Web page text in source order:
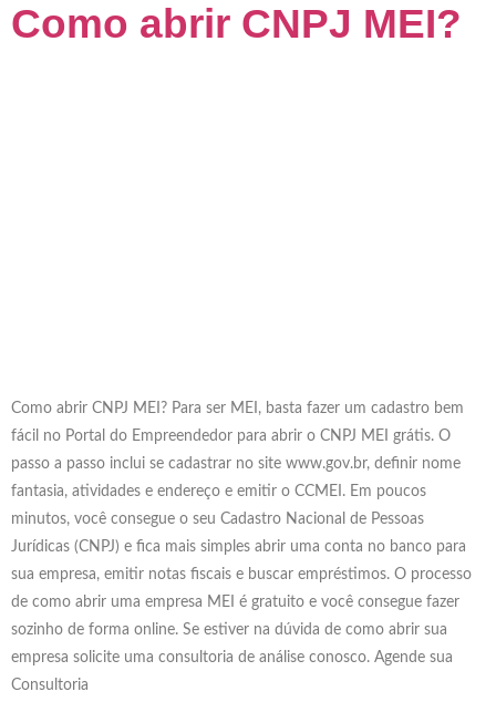
Como abrir CNPJ MEI?
Como abrir CNPJ MEI? Para ser MEI, basta fazer um cadastro bem
fácil no Portal do Empreendedor para abrir o CNPJ MEI grátis. O
passo a passo inclui se cadastrar no site www.gov.br, definir nome
fantasia, atividades e endereço e emitir o CCMEI. Em poucos
minutos, você consegue o seu Cadastro Nacional de Pessoas
Jurídicas (CNPJ) e fica mais simples abrir uma conta no banco para
sua empresa, emitir notas fiscais e buscar empréstimos. O processo
de como abrir uma empresa MEI é gratuito e você consegue fazer
sozinho de forma online. Se estiver na dúvida de como abrir sua
empresa solicite uma consultoria de análise conosco. Agende sua
Consultoria